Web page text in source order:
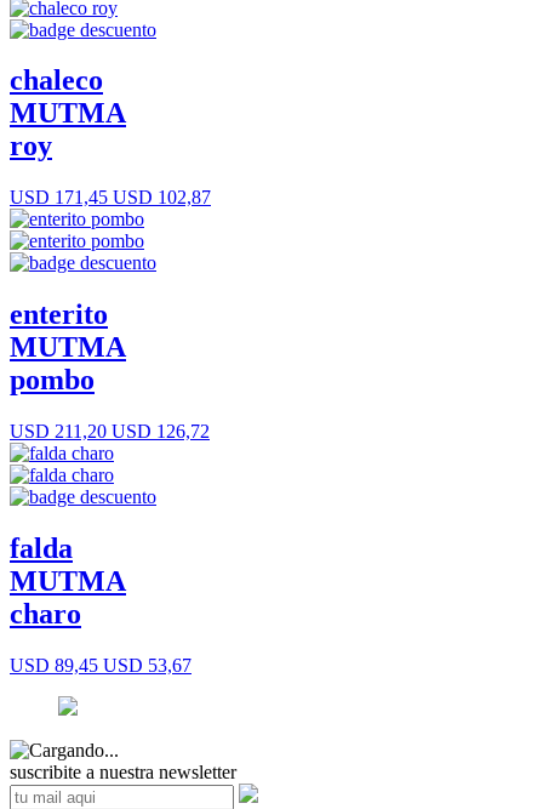
chaleco
MUTMA
roy
USD 171,45 USD 102,87
enterito
MUTMA
pombo
USD 211,20 USD 126,72
falda
MUTMA
charo
USD 89,45 USD 53,67
suscribite a nuestra newsletter